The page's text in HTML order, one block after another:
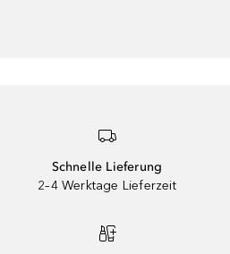
Schnelle Lieferung
2–4 Werktage Lieferzeit